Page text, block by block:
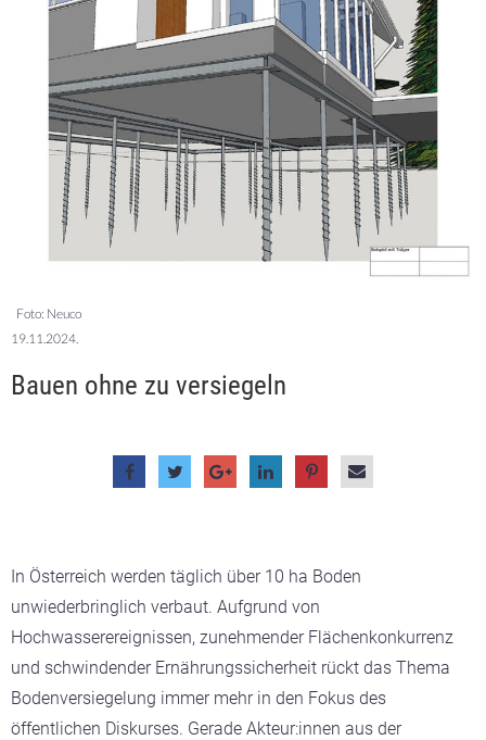
Foto: Neuco
19.11.2024.
Bauen ohne zu versiegeln
In Österreich werden täglich über 10 ha Boden
unwiederbringlich verbaut. Aufgrund von
Hochwasserereignissen, zunehmender Flächenkonkurrenz
und schwindender Ernährungssicherheit rückt das Thema
Bodenversiegelung immer mehr in den Fokus des
öffentlichen Diskurses. Gerade Akteur:innen aus der